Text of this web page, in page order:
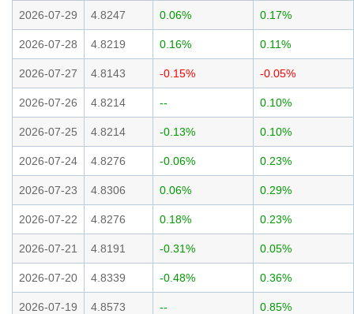
2026-07-29 4.8247 0.06% 0.17%
2026-07-28 4.8219 0.16% 0.11%
2026-07-27 4.8143 -0.15% -0.05%
2026-07-26 4.8214 -- 0.10%
2026-07-25 4.8214 -0.13% 0.10%
2026-07-24 4.8276 -0.06% 0.23%
2026-07-23 4.8306 0.06% 0.29%
2026-07-22 4.8276 0.18% 0.23%
2026-07-21 4.8191 -0.31% 0.05%
2026-07-20 4.8339 -0.48% 0.36%
2026-07-19 4.8573 -- 0.85%